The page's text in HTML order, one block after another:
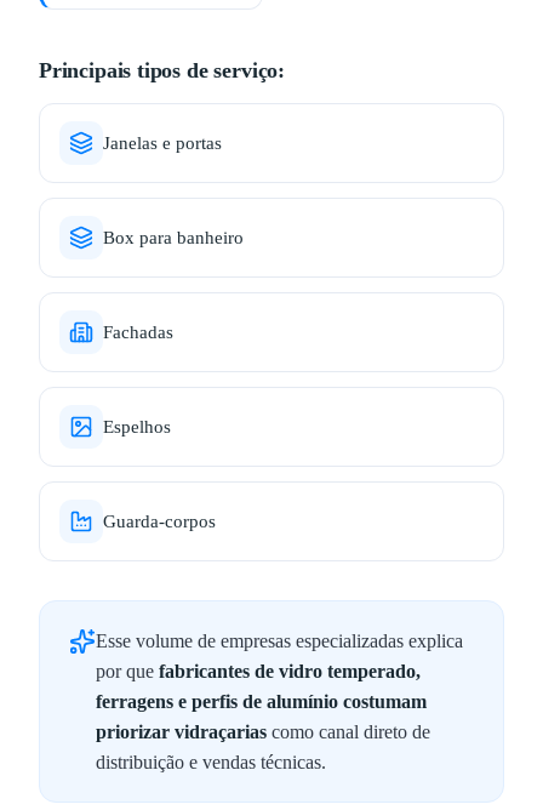
Principais tipos de serviço:
Janelas e portas
Box para banheiro
Fachadas
Espelhos
Guarda-corpos
Esse volume de empresas especializadas explica
por que fabricantes de vidro temperado,
ferragens e perfis de alumínio costumam
priorizar vidraçarias como canal direto de
distribuição e vendas técnicas.